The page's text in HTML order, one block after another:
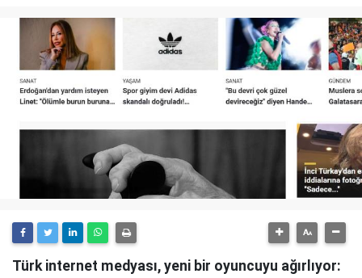
Türk internet medyası, yeni bir oyuncuyu ağırlıyor: